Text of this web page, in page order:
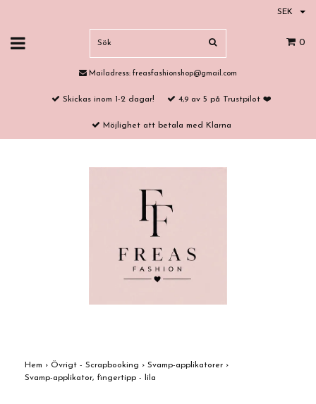
SEK
0
Mailadress: freasfashionshop@gmail.com
Skickas inom 1-2 dagar! 4,9 av 5 på Trustpilot ❤️
Möjlighet att betala med Klarna
Hem › Övrigt - Scrapbooking › Svamp-applikatorer ›
Svamp-applikator, fingertipp - lila